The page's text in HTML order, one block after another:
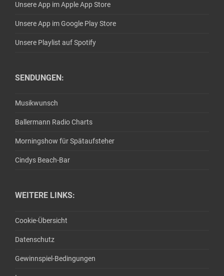
Unsere App im Apple App Store
Unsere App im Google Play Store
Unsere Playlist auf Spotify
SENDUNGEN:
Musikwunsch
Ballermann Radio Charts
Morningshow für Spätaufsteher
Cindys Beach-Bar
WEITERE LINKS:
Cookie-Übersicht
Datenschutz
Gewinnspiel-Bedingungen